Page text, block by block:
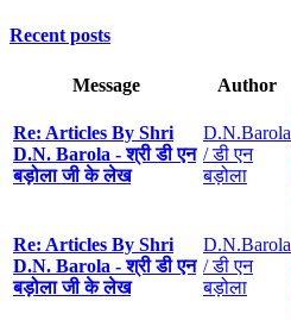
Recent posts
Message Author
Re: Articles By Shri
D.N. Barola - श्री डी एन
बड़ोला जी के लेख
D.N.Barola
/ डी एन
बड़ोला
Re: Articles By Shri
D.N. Barola - श्री डी एन
बड़ोला जी के लेख
D.N.Barola
/ डी एन
बड़ोला